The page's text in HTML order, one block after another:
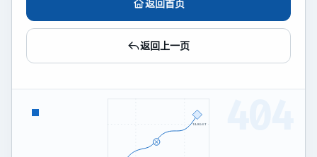
返回首页
返回上一页
TARGET